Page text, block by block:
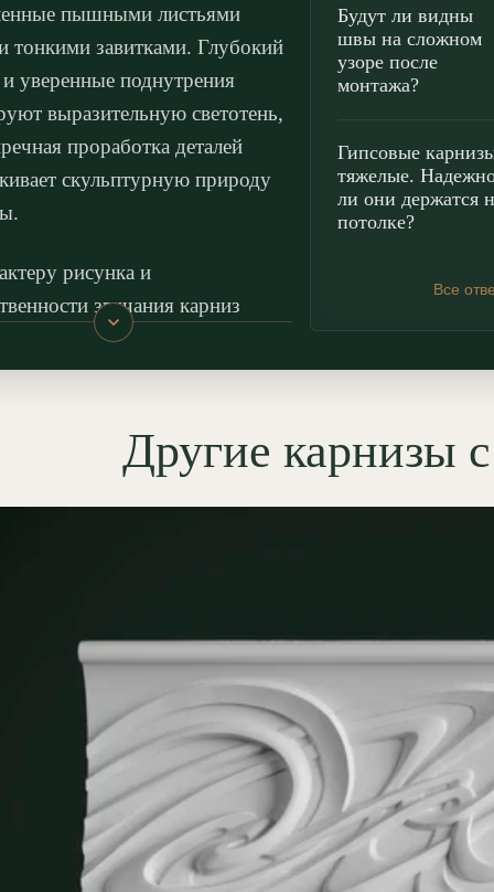
пышными листьями
тонкими завитками. Глубокий
уверенные поднутрения
выразительную светотень,
проработка деталей
скульптурную природу
рисунка и
звучания карниз
раскрывается в эстетике
и Классицизма, поддерживая
пространства. Он
в гостиных, кабинетах и
залах, где требуется
гипс Г-16 обеспечивает
форм и чистоту линий,
выразительность орнамента
сценарии освещения.
лепнины
детализация:гипс Г-16
Будут ли видны
швы на сложном
узоре после
монтажа?
Гипсовые
тяжелые.
ли они держатся
потолке?
Все
Другие карнизы